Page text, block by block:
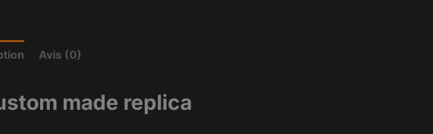
Avis (0)
made replica